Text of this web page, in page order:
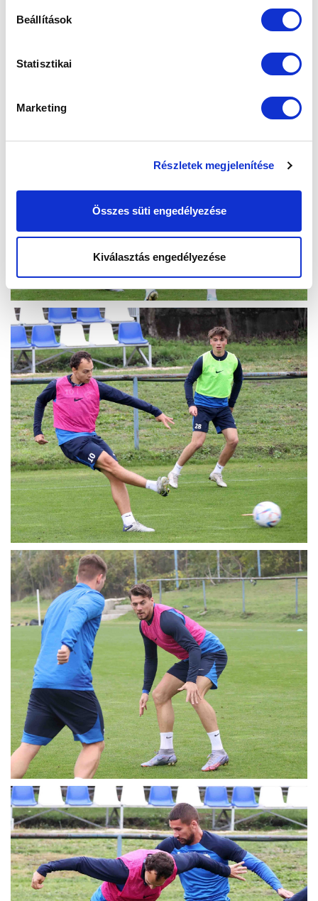
Beállítások
Statisztikai
Marketing
Részletek megjelenítése
Összes süti engedélyezése
Kiválasztás engedélyezése